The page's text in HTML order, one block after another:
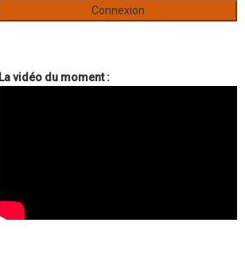
La vidéo du moment :